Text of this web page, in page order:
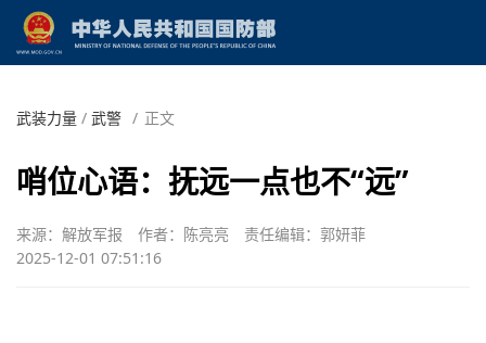
武装力量 / 武警 / 正文
哨位心语：抚远一点也不“远”
来源：解放军报 作者：陈亮亮
责任编辑：郭妍菲
2025-12-01 07:51:16